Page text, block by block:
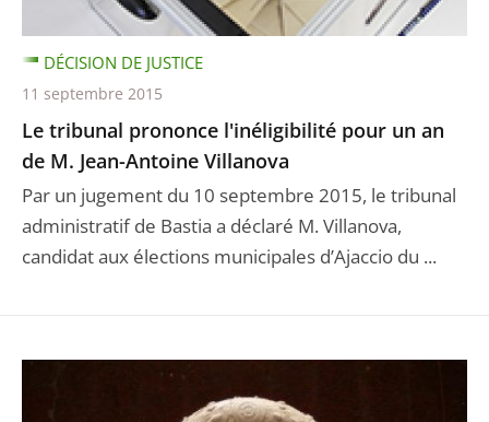
Le tribunal prononce l'inéligibilité pour un an
de M. Jean-Antoine Villanova
Par un jugement du 10 septembre 2015, le tribunal
administratif de Bastia a déclaré M. Villanova,
candidat aux élections municipales d’Ajaccio du ...
DÉCISION DE JUSTICE
11 septembre 2015